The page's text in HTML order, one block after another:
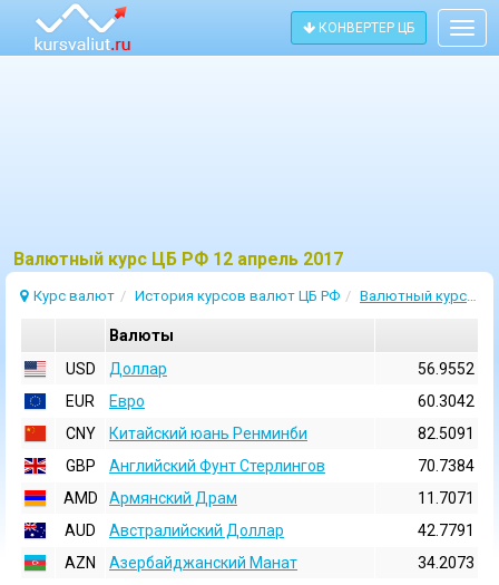
КОНВЕРТЕР ЦБ
Bалютный курс ЦБ РФ 12 апрель 2017
Курс валют История курсов валют ЦБ РФ Валютный курс 12 Апрель 2017
Валюты
USD
Доллар
56.9552
EUR
Евро
60.3042
CNY
Китайский юань Ренминби
82.5091
GBP
Английский Фунт Стерлингов
70.7384
AMD
Армянский Драм
11.7071
AUD
Австралийский Доллар
42.7791
AZN
Азербайджанский Манат
34.2073